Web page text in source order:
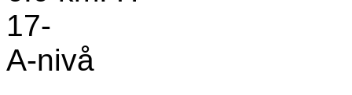
17-
A-nivå